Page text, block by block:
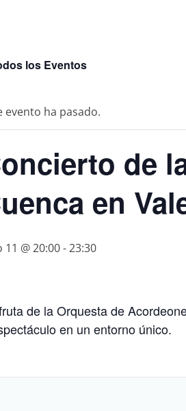
los Eventos
evento ha pasado.
de
en
11 @ 20:00-23:30
de la Orquesta de
en un entorno único.